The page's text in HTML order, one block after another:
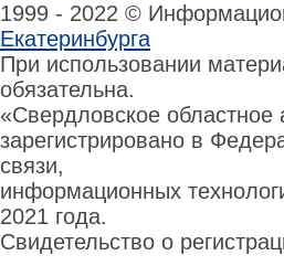
1999 - 2022 ©
Екатеринбурга
При использовании
обязательна.
«Свердловское областное
зарегистрировано в
связи,
информационных
2021 года.
Свидетельство о